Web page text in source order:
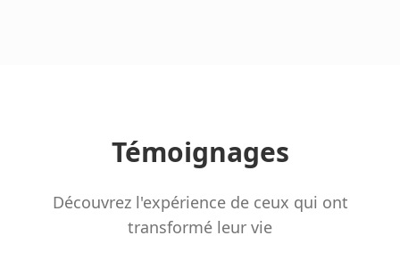
Témoignages
Découvrez l'expérience de ceux qui ont
transformé leur vie